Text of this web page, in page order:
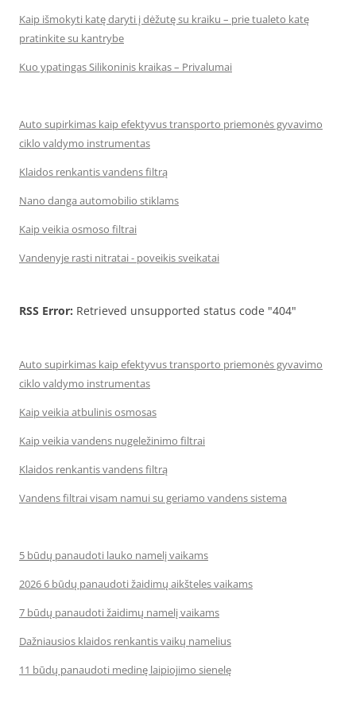
Kaip išmokyti katę daryti į dėžutę su kraiku – prie tualeto katę
pratinkite su kantrybe
Kuo ypatingas Silikoninis kraikas – Privalumai
Auto supirkimas kaip efektyvus transporto priemonės gyvavimo
ciklo valdymo instrumentas
Klaidos renkantis vandens filtrą
Nano danga automobilio stiklams
Kaip veikia osmoso filtrai
Vandenyje rasti nitratai - poveikis sveikatai
RSS Error: Retrieved unsupported status code "404"
Auto supirkimas kaip efektyvus transporto priemonės gyvavimo
ciklo valdymo instrumentas
Kaip veikia atbulinis osmosas
Kaip veikia vandens nugeležinimo filtrai
Klaidos renkantis vandens filtrą
Vandens filtrai visam namui su geriamo vandens sistema
5 būdų panaudoti lauko namelį vaikams
2026 6 būdų panaudoti žaidimų aikšteles vaikams
7 būdų panaudoti žaidimų namelį vaikams
Dažniausios klaidos renkantis vaikų namelius
11 būdų panaudoti medinę laipiojimo sienelę